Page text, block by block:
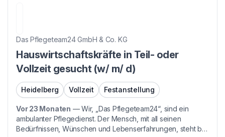
Das Pflegeteam24 GmbH & Co. KG
Hauswirtschaftskräfte in Teil- oder
Vollzeit gesucht (w/ m/ d)
Heidelberg Vollzeit Festanstellung
Vor 23 Monaten —Wir, „Das Pflegeteam24“, sind ein
ambulanter Pflegedienst. Der Mensch, mit all seinen
Bedürfnissen, Wünschen und Lebenserfahrungen, steht bei